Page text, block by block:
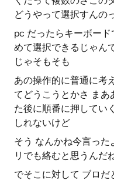
どうやって選択すんの
pc だったらキーボー
めて選択できるじゃん
じゃそもそも
あの操作的に普通に考
てどうこうとかさ まあ
た後に順番に押してい
しれないけど
そう なんかね今言っ
リでも絡むと思うんだ
でそこに対して ブロだ